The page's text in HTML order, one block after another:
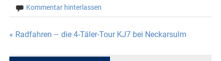
Kommentar hinterlassen
Beitragsnavigation
« Radfahren – die 4-Täler-Tour KJ7 bei Neckarsulm